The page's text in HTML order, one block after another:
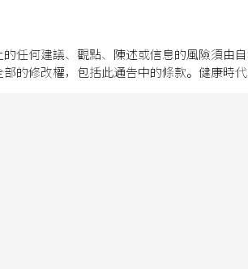
任何建議、觀點、陳述或信息的風險須由
的修改權，包括此通告中的條款。健康時